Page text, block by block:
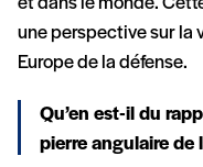
une perspective sur la
Europe de la défense.
Qu’en est-il du
pierre angulaire de